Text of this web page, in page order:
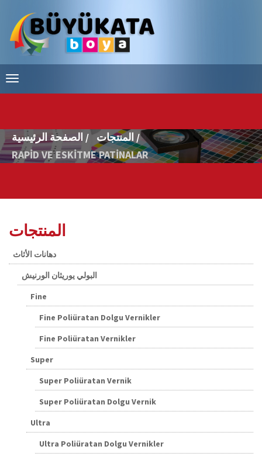
الصفحة الرئيسية /
المنتجات /
RAPİD VE ESKİTME PATİNALAR
المنتجات
دهانات الأثاث
البولي يوريثان الورنيش
Fine
Fine Poliüratan Dolgu Vernikler
Fine Poliüratan Vernikler
Super
Super Poliüratan Vernik
Super Poliüratan Dolgu Vernik
Ultra
Ultra Poliüratan Dolgu Vernikler